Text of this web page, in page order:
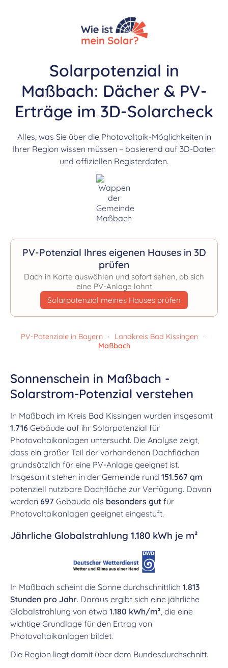
Solarpotenzial in
Maßbach: Dächer & PV-
Erträge im 3D-Solarcheck
Alles, was Sie über die Photovoltaik-Möglichkeiten in
Ihrer Region wissen müssen – basierend auf 3D-Daten
und offiziellen Registerdaten.
PV-Potenzial Ihres eigenen Hauses in 3D
prüfen
Dach in Karte auswählen und sofort sehen, ob sich
eine PV-Anlage lohnt
Solarpotenzial meines Hauses prüfen
PV-Potenziale in Bayern · Landkreis Bad Kissingen ·
Maßbach
Sonnenschein in Maßbach -
Solarstrom-Potenzial verstehen
In Maßbach im Kreis Bad Kissingen wurden insgesamt
1.716 Gebäude auf ihr Solarpotenzial für
Photovoltaikanlagen untersucht. Die Analyse zeigt,
dass ein großer Teil der vorhandenen Dachflächen
grundsätzlich für eine PV-Anlage geeignet ist.
Insgesamt stehen in der Gemeinde rund 151.567 qm
potenziell nutzbare Dachfläche zur Verfügung. Davon
werden 697 Gebäude als besonders gut für
Photovoltaikanlagen geeignet eingestuft.
Jährliche Globalstrahlung 1.180 kWh je m²
In Maßbach scheint die Sonne durchschnittlich 1.813
Stunden pro Jahr. Daraus ergibt sich eine jährliche
Globalstrahlung von etwa 1.180 kWh/m², die eine
wichtige Grundlage für den Ertrag von
Photovoltaikanlagen bildet.
Die Region liegt damit über dem Bundesdurchschnitt.